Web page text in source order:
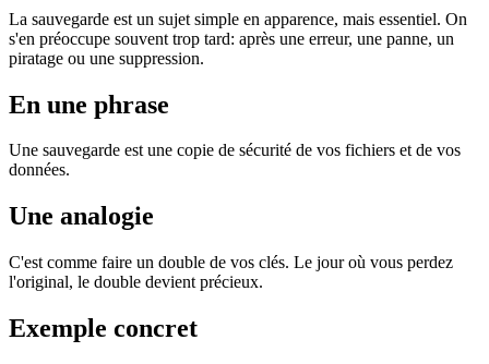
La sauvegarde est un sujet simple en apparence, mais essentiel. On
s'en préoccupe souvent trop tard: après une erreur, une panne, un
piratage ou une suppression.
En une phrase
Une sauvegarde est une copie de sécurité de vos fichiers et de vos
données.
Une analogie
C'est comme faire un double de vos clés. Le jour où vous perdez
l'original, le double devient précieux.
Exemple concret